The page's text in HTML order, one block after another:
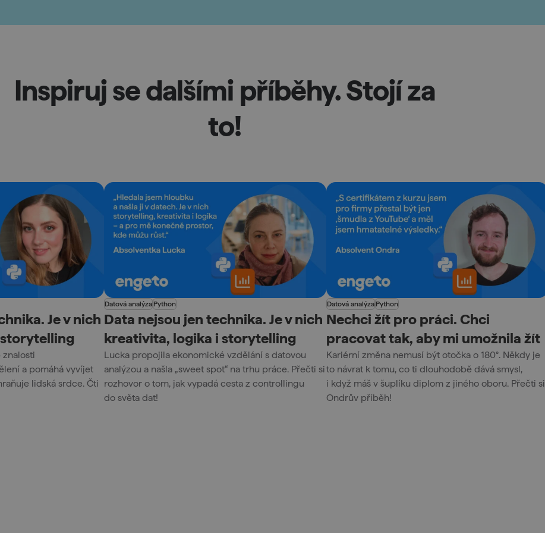
Inspiruj se dalšími příběhy. Stojí za
to!
Je v nich
a pomáhá vyvíjet
lidská srdce. Čti
Datová analýza Python
Data nejsou jen technika. Je v nich
kreativita, logika i storytelling
Lucka propojila ekonomické vzdělání s datovou
analýzou a našla „sweet spot“ na trhu práce. Přečti si
rozhovor o tom, jak vypadá cesta z controllingu
do světa dat!
Datová analýza Python
Nechci žít pro práci. Chci
pracovat tak, aby mi umožnila žít
Kariérní změna nemusí být otočka o 180°. Někdy je
to návrat k tomu, co ti dlouhodobě dává smysl,
i když máš v šuplíku diplom z jiného oboru. Přečti si
Ondrův příběh!